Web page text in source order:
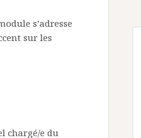
s’adresse
sur les
chargé/e du